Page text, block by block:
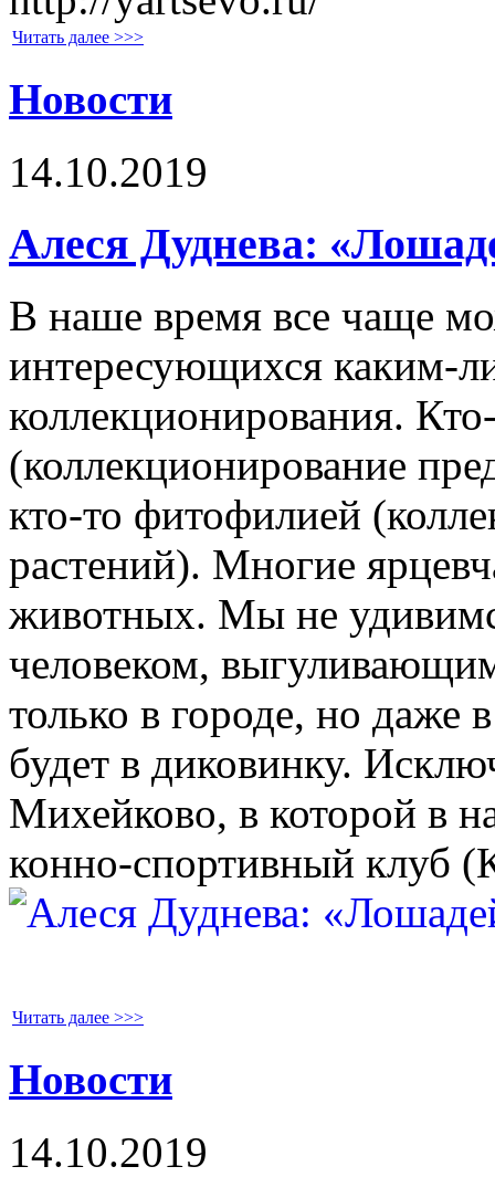
Читать далее >>>
Новости
14.10.2019
Алеся Дуднева:
В наше время все чаще
интересующихся каким-
коллекционирования.
(коллекционирование
кто-то фитофилией
растений). Многие
животных. Мы не
человеком,
только в городе, но даже
будет в диковинку.
Михейково, в которой в
конно-спортивный клуб
Читать далее >>>
Новости
14.10.2019